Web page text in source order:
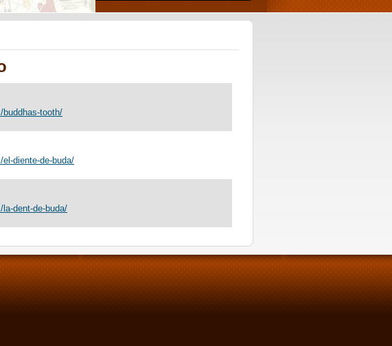
buddhas-tooth/
diente-de-buda/
dent-de-buda/